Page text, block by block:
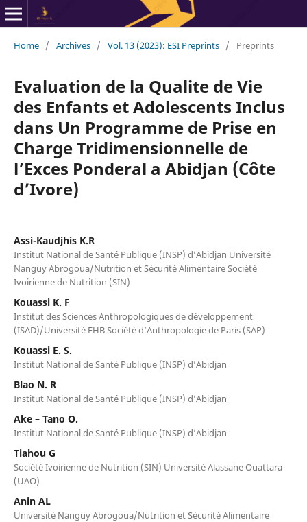
Home / Archives / Vol. 13 (2023): ESI Preprints / Preprints
Evaluation de la Qualite de Vie
des Enfants et Adolescents Inclus
dans Un Programme de Prise en
Charge Tridimensionnelle de
l’Exces Ponderal a Abidjan (Côte
d’Ivore)
Assi-Kaudjhis K.R
Institut National de Santé Publique (INSP) d’Abidjan Université
Nanguy Abrogoua/Nutrition et Sécurité Alimentaire Société
Ivoirienne de Nutrition (SIN)
Kouassi K. F
Institut des Sciences Anthropologiques de développement
(ISAD)/Université FHB Société d’Anthropologie de Paris (SAP)
Kouassi E. S.
Institut National de Santé Publique (INSP) d’Abidjan
Blao N. R
Institut National de Santé Publique (INSP) d’Abidjan
Ake – Tano O.
Institut National de Santé Publique (INSP) d’Abidjan
Tiahou G
Société Ivoirienne de Nutrition (SIN) Université Alassane Ouattara
(UAO)
Anin AL
Université Nanguy Abrogoua/Nutrition et Sécurité Alimentaire